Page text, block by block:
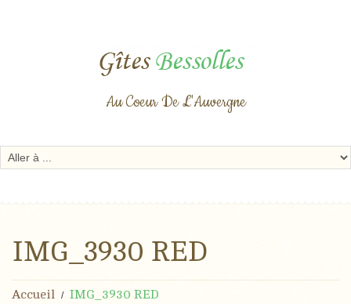
Au Coeur De L'Auvergne
IMG_3930 RED
Accueil IMG_3930 RED